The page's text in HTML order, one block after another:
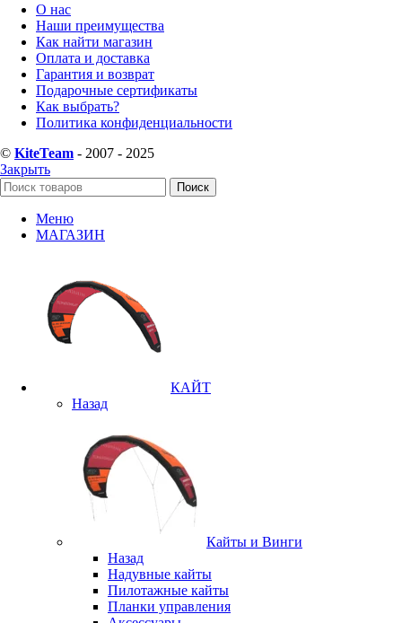
О нас
Наши преимущества
Как найти магазин
Оплата и доставка
Гарантия и возврат
Подарочные сертификаты
Как выбрать?
Политика конфиденциальности
© KiteTeam - 2007 - 2025
Закрыть
Поиск
Меню
МАГАЗИН
КАЙТ
Назад
Кайты и Винги
Назад
Надувные кайты
Пилотажные кайты
Планки управления